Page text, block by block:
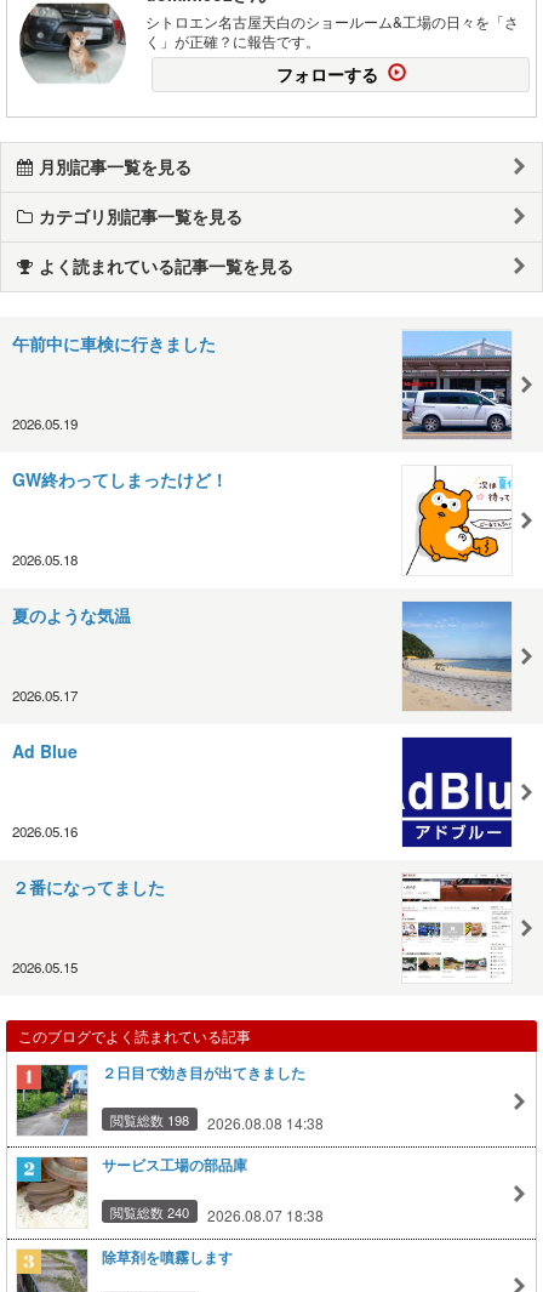
シトロエン名古屋天白のショールーム&工場の日々を「さ
く」が正確？に報告です。
フォローする
月別記事一覧を見る
カテゴリ別記事一覧を見る
よく読まれている記事一覧を見る
午前中に車検に行きました
2026.05.19
GW終わってしまったけど！
2026.05.18
夏のような気温
2026.05.17
Ad Blue
2026.05.16
２番になってました
2026.05.15
このブログでよく読まれている記事
２日目で効き目が出てきました
閲覧総数 198 2026.08.08 14:38
サービス工場の部品庫
閲覧総数 240 2026.08.07 18:38
除草剤を噴霧します